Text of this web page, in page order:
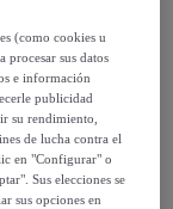
visibles
(como cookies u
procesar sus datos
e información
publicidad
su rendimiento,
de lucha contra el
en "Configurar" o
Sus elecciones se
sus opciones en